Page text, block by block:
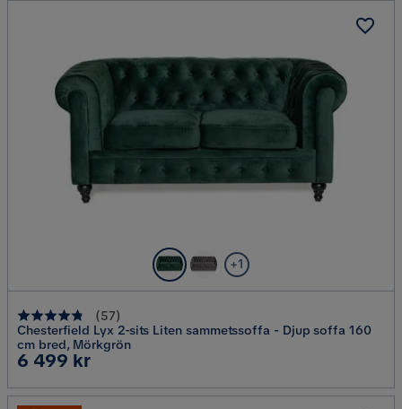
+1
(57)
Chesterfield Lyx 2-sits Liten sammetssoffa - Djup soffa 160
cm bred, Mörkgrön
Pris
6 499 kr